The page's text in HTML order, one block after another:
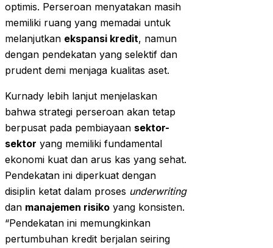
optimis. Perseroan menyatakan masih
memiliki ruang yang memadai untuk
melanjutkan ekspansi kredit, namun
dengan pendekatan yang selektif dan
prudent demi menjaga kualitas aset.
Kurnady lebih lanjut menjelaskan
bahwa strategi perseroan akan tetap
berpusat pada pembiayaan sektor-
sektor yang memiliki fundamental
ekonomi kuat dan arus kas yang sehat.
Pendekatan ini diperkuat dengan
disiplin ketat dalam proses underwriting
dan manajemen risiko yang konsisten.
“Pendekatan ini memungkinkan
pertumbuhan kredit berjalan seiring